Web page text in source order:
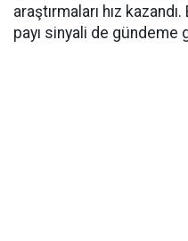
araştırmaları hız
payı sinyali de gündeme